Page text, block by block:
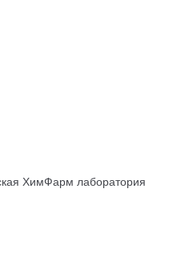
ХимФарм лаборатория